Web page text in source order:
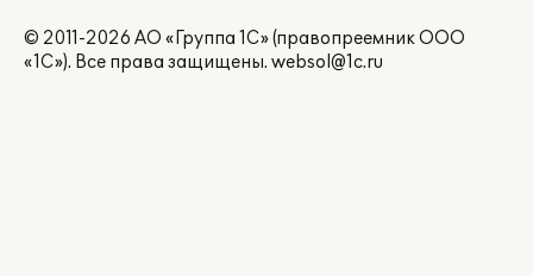
© 2011-2026 АО «Группа 1С» (правопреемник ООО
«1С»). Все права защищены. websol@1c.ru